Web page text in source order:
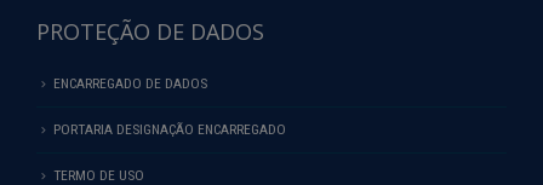
PROTEÇÃO DE DADOS
ENCARREGADO DE DADOS
PORTARIA DESIGNAÇÃO ENCARREGADO
TERMO DE USO